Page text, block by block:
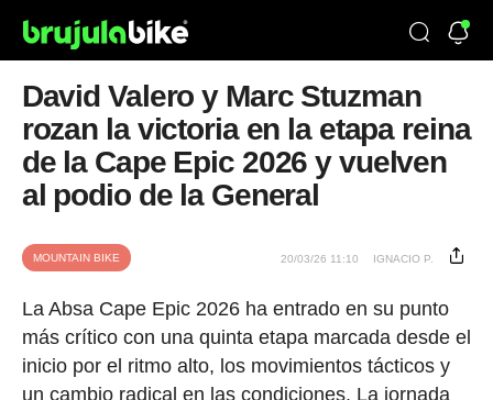
David Valero y Marc Stuzman
rozan la victoria en la etapa reina
de la Cape Epic 2026 y vuelven
al podio de la General
MOUNTAIN BIKE 20/03/26 11:10 IGNACIO P.
La Absa Cape Epic 2026 ha entrado en su punto
más crítico con una quinta etapa marcada desde el
inicio por el ritmo alto, los movimientos tácticos y
un cambio radical en las condiciones. La jornada